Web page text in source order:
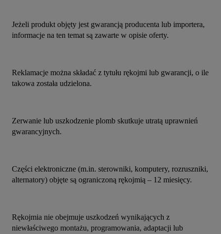
Jeżeli produkt objęty jest gwarancją producenta lub importera,
informacje na ten temat są zawarte w opisie oferty.
Reklamacje można składać z tytułu rękojmi lub gwarancji, o ile
takowa została udzielona.
Zerwanie lub uszkodzenie plomb skutkuje utratą uprawnień
gwarancyjnych.
Części elektroniczne (m.in. sterowniki, komputery, rozruszniki,
alternatory) objęte są ograniczoną rękojmią – 12 miesięcy.
Rękojmia nie obejmuje uszkodzeń wynikających z
niewłaściwego montażu, programowania, adaptacji lub